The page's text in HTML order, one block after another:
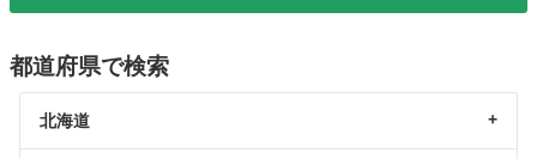
都道府県で検索
北海道